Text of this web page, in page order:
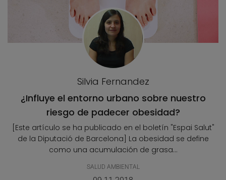
Silvia Fernandez
¿Influye el entorno urbano sobre nuestro
riesgo de padecer obesidad?
[Este artículo se ha publicado en el boletín "Espai Salut"
de la Diputació de Barcelona] La obesidad se define
como una acumulación de grasa...
SALUD AMBIENTAL